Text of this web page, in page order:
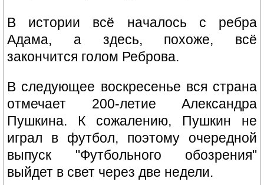
В истории всё началось с ребра
Адама, а здесь, похоже, всё
закончится голом Реброва.
В следующее воскресенье вся страна
отмечает 200-летие Александра
Пушкина. К сожалению, Пушкин не
играл в футбол, поэтому очередной
выпуск "Футбольного обозрения"
выйдет в свет через две недели.